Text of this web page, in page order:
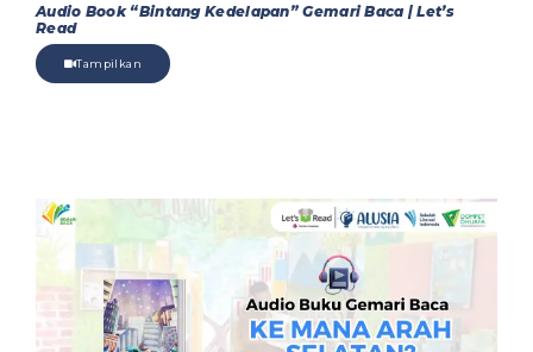
Audio Book “Bintang Kedelapan” Gemari Baca | Let’s
Read
Tampilkan